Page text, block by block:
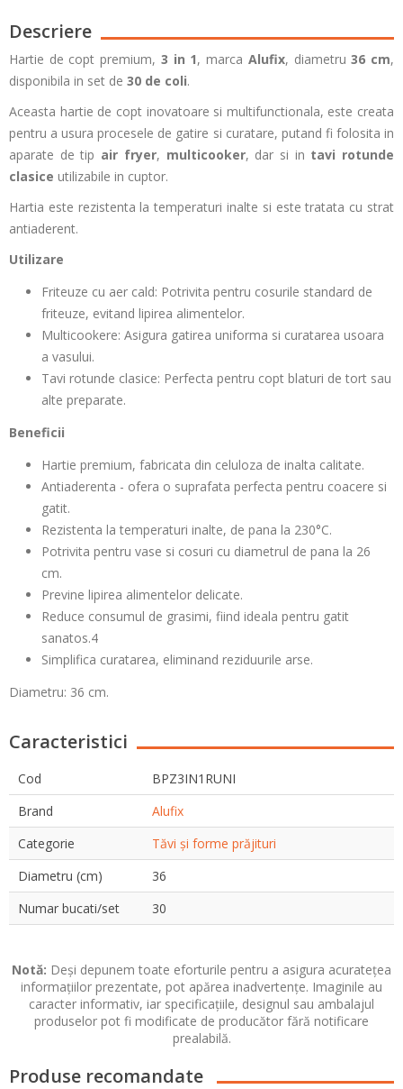
Descriere
Hartie de copt premium, 3 in 1, marca Alufix, diametru 36 cm,
disponibila in set de 30 de coli.
Aceasta hartie de copt inovatoare si multifunctionala, este creata
pentru a usura procesele de gatire si curatare, putand fi folosita in
aparate de tip air fryer, multicooker, dar si in tavi rotunde
clasice utilizabile in cuptor.
Hartia este rezistenta la temperaturi inalte si este tratata cu strat
antiaderent.
Utilizare
Friteuze cu aer cald: Potrivita pentru cosurile standard de
friteuze, evitand lipirea alimentelor.
Multicookere: Asigura gatirea uniforma si curatarea usoara
a vasului.
Tavi rotunde clasice: Perfecta pentru copt blaturi de tort sau
alte preparate.
Beneficii
Hartie premium, fabricata din celuloza de inalta calitate.
Antiaderenta - ofera o suprafata perfecta pentru coacere si
gatit.
Rezistenta la temperaturi inalte, de pana la 230°C.
Potrivita pentru vase si cosuri cu diametrul de pana la 26
cm.
Previne lipirea alimentelor delicate.
Reduce consumul de grasimi, fiind ideala pentru gatit
sanatos.4
Simplifica curatarea, eliminand reziduurile arse.
Diametru: 36 cm.
Caracteristici
Cod
BPZ3IN1RUNI
Brand
Alufix
Categorie
Tăvi și forme prăjituri
Diametru (cm)
36
Numar bucati/set
30
Notă: Deși depunem toate eforturile pentru a asigura acuratețea
informațiilor prezentate, pot apărea inadvertențe. Imaginile au
caracter informativ, iar specificațiile, designul sau ambalajul
produselor pot fi modificate de producător fără notificare
prealabilă.
Produse recomandate